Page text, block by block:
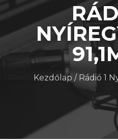
Kezdőlap / Rádió 1